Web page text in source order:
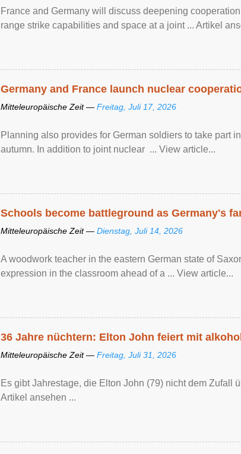
France and Germany will discuss deepening
range strike capabilities and space at a joint ... Artikel
Germany and France launch nuclear
Mitteleuropäische Zeit — Freitag, Juli 17, 2026
Planning also provides for German soldiers to take part
autumn. In addition to joint nuclear ... View article...
Schools become battleground as Germany's
Mitteleuropäische Zeit — Dienstag, Juli 14, 2026
A woodwork teacher in the eastern German state of
expression in the classroom ahead of a ... View article...
36 Jahre nüchtern: Elton John feiert mit
Mitteleuropäische Zeit — Freitag, Juli 31, 2026
Es gibt Jahrestage, die Elton John (79) nicht dem Zufall
Artikel ansehen ...